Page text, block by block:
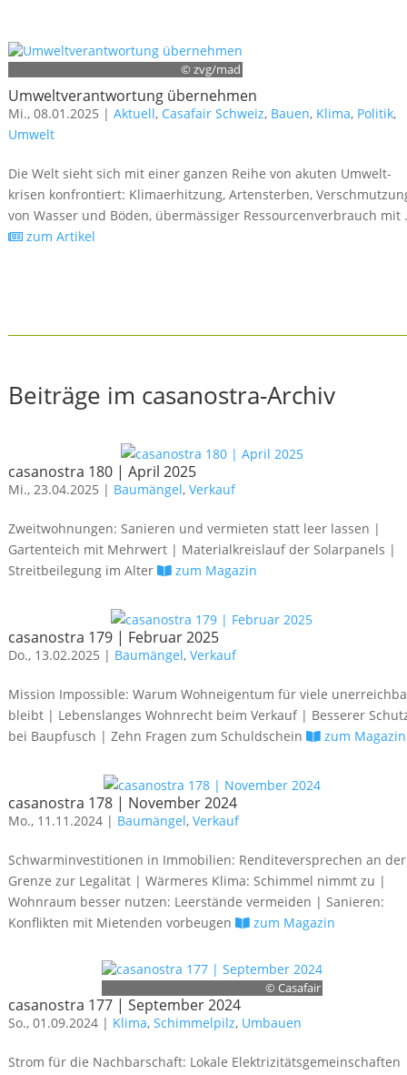
© zvg/mad
Umweltverantwortung übernehmen
Mi., 08.01.2025 | Aktuell, Casafair Schweiz, Bauen, Klima, Politik,
Umwelt
Die Welt sieht sich mit einer ganzen Reihe von akuten Umwelt­
krisen konfrontiert: Klimaerhitzung, Artensterben,
von Wasser und Böden, übermässiger Ressourcenverbrauch mit
zum Artikel
Beiträge im casanostra-Archiv
casanostra 180 | April 2025
Mi., 23.04.2025 | Baumängel, Verkauf
Zweitwohnungen: Sanieren und vermieten statt leer lassen |
Gartenteich mit Mehrwert | Materialkreislauf der Solarpanels |
Streitbeilegung im Alter
zum Magazin
casanostra 179 | Februar 2025
Do., 13.02.2025 | Baumängel, Verkauf
Mission Impossible: Warum Wohneigentum für viele
bleibt | Lebenslanges Wohnrecht beim Verkauf | Besserer
bei Baupfusch | Zehn Fragen zum Schuldschein
zum Magazin
casanostra 178 | November 2024
Mo., 11.11.2024 | Baumängel, Verkauf
Schwarminvestitionen in Immobilien: Renditeversprechen an der
Grenze zur Legalität | Wärmeres Klima: Schimmel nimmt zu |
Wohnraum besser nutzen: Leerstände vermeiden | Sanieren:
Konflikten mit Mietenden vorbeugen
zum Magazin
© Casafair
casanostra 177 | September 2024
So., 01.09.2024 | Klima, Schimmelpilz, Umbauen
Strom für die Nachbarschaft: Lokale Elektrizitätsgemeinschaften